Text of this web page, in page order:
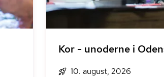
Kor - unoderne i
10. august, 2026